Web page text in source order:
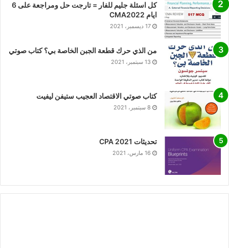
كل اسئلة جليم للفار = تارجت حل ومراجعة على 6
ايام CMA2022
17 ديسمبر، 2021
من الذي حرك قطعة الجبن الخاصة بي؟ كتاب صوتي
13 سبتمبر، 2021
كتاب صوتي الاقتصاد العجيب ستيفن ليفيت
8 سبتمبر، 2021
تحديثات CPA 2021
16 مارس، 2021